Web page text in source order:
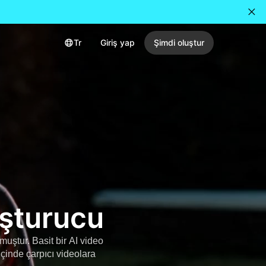
Tr Giriş yap Şimdi oluştur
Basit bir AI video
çarpıcı videolara